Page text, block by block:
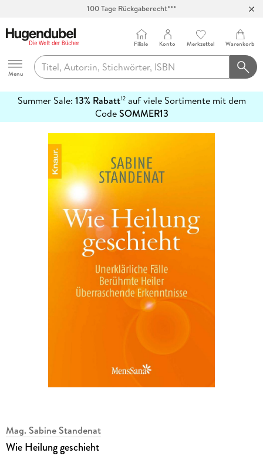
100 Tage Rückgaberecht***
Hugendubel
Menu
Filiale Konto Merkzettel Warenkorb
Summer Sale: 13% Rabatt12auf viele Sortimente mit dem
CodeSOMMER13
erfahren
Mag. Sabine Standenat
Wie Heilung geschieht